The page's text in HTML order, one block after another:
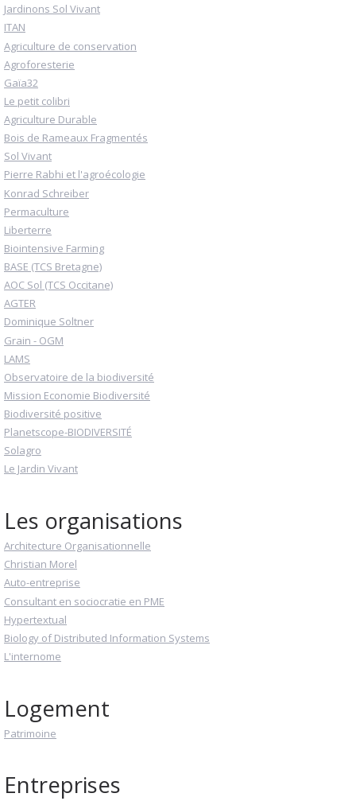
Jardinons Sol Vivant
ITAN
Agriculture de conservation
Agroforesterie
Gaïa32
Le petit colibri
Agriculture Durable
Bois de Rameaux Fragmentés
Sol Vivant
Pierre Rabhi et l'agroécologie
Konrad Schreiber
Permaculture
Liberterre
Biointensive Farming
BASE (TCS Bretagne)
AOC Sol (TCS Occitane)
AGTER
Dominique Soltner
Grain - OGM
LAMS
Observatoire de la biodiversité
Mission Economie Biodiversité
Biodiversité positive
Planetscope-BIODIVERSITÉ
Solagro
Le Jardin Vivant
Les organisations
Architecture Organisationnelle
Christian Morel
Auto-entreprise
Consultant en sociocratie en PME
Hypertextual
Biology of Distributed Information Systems
L'internome
Logement
Patrimoine
Entreprises